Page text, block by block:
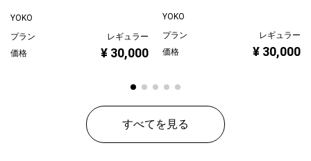
YOKO
プラン
レギュラー
価格
¥ 30,000
YOKO
プラン
レギュラー
価格
¥ 30,000
すべてを見る